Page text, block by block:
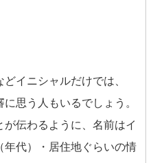
イニシャルだけでは、
思う人もいるでしょう。
伝わるように、名前はイ
年代）・居住地ぐらいの情